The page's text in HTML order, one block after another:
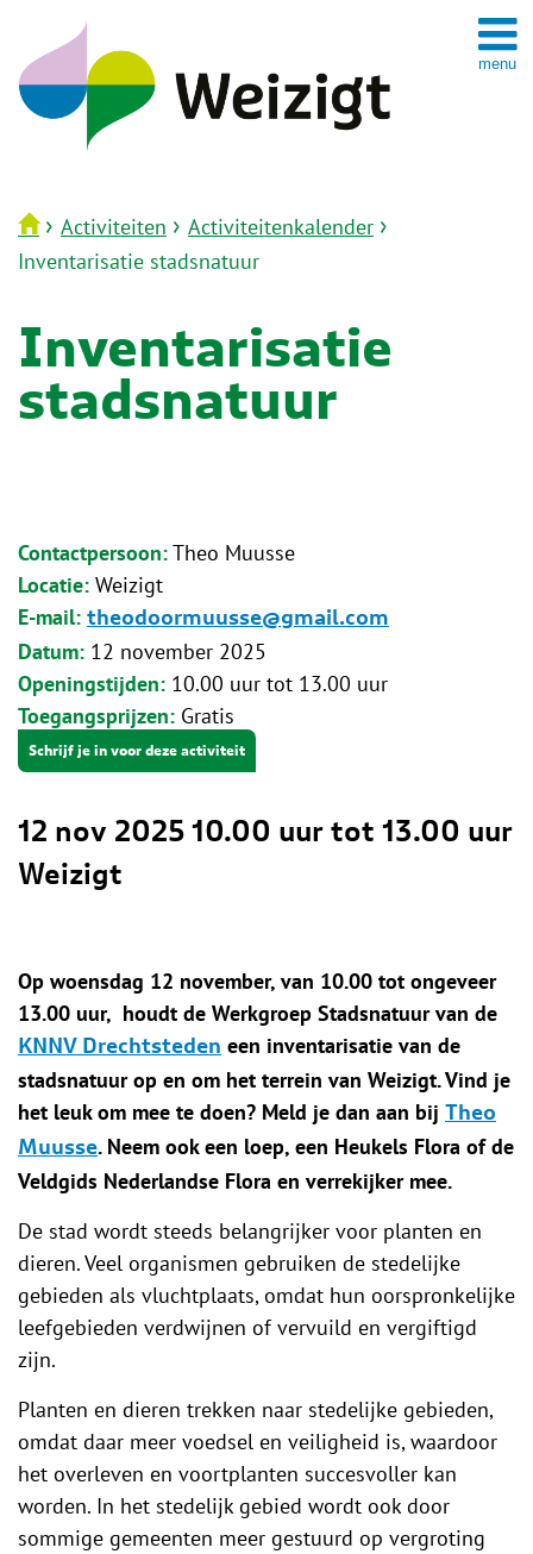
naar
inhoud
› Activiteiten › Activiteitenkalender ›
Inventarisatie stadsnatuur
Inventarisatie
stadsnatuur
Contactpersoon Theo Muusse
Locatie Weizigt
E-mail theodoormuusse@gmail.com
Datum 12 november 2025
Openingstijden 10.00 uur tot 13.00 uur
Toegangsprijzen Gratis
Schrijf je in voor deze activiteit
12 nov 2025 10.00 uur tot 13.00 uur
Weizigt
Op woensdag 12 november, van 10.00 tot ongeveer
13.00 uur, houdt de Werkgroep Stadsnatuur van de
KNNV Drechtsteden een inventarisatie van de
stadsnatuur op en om het terrein van Weizigt. Vind je
het leuk om mee te doen? Meld je dan aan bij Theo
Muusse. Neem ook een loep, een Heukels Flora of de
Veldgids Nederlandse Flora en verrekijker mee.
De stad wordt steeds belangrijker voor planten en
dieren. Veel organismen gebruiken de stedelijke
gebieden als vluchtplaats, omdat hun oorspronkelijke
leefgebieden verdwijnen of vervuild en vergiftigd
zijn.
Planten en dieren trekken naar stedelijke gebieden,
omdat daar meer voedsel en veiligheid is, waardoor
het overleven en voortplanten succesvoller kan
worden. In het stedelijk gebied wordt ook door
sommige gemeenten meer gestuurd op vergroting